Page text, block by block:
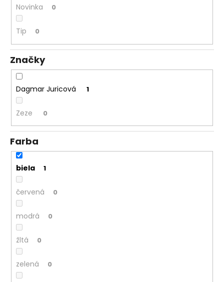
Novinka 0
Tip 0
Značky
Dagmar Juricová 1
Zeze 0
Farba
biela 1
červená 0
modrá 0
žltá 0
zelená 0
a
m